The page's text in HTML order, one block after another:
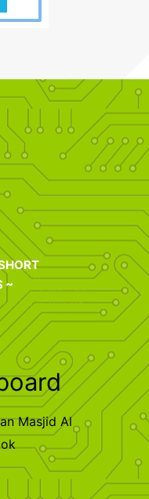
~
Masjid Al